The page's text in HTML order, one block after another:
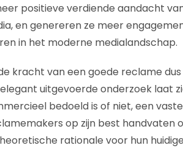
positieve verdiende aandacht
en genereren ze meer
in het moderne medialandschap.
kracht van een goede reclame
uitgevoerde onderzoek laat
bedoeld is of niet, een
op zijn best handvaten
rationale voor hun